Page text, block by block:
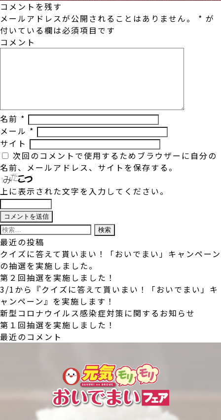
コメントを残す
メールアドレスが公開されることはありません。
* が
付いている欄は必須項目です
コメント
名前 *
メール *
サイト
次回のコメントで使用するためブラウザーに自分の
名前、メールアドレス、サイトを保存する。
上に表示された文字を入力してください。
検
索:
最近の投稿
クイズに答えて貰いまい！「おいでまい」キャンペーン
の抽選を実施しました。
第２回抽選を実施しました！
3/1から『クイズに答えて貰いまい！「おいでまい」キ
ャンペーン』を実施します！
新型コロナウイルス感染症対策に関するお知らせ
第１回抽選を実施しました！
最近のコメント